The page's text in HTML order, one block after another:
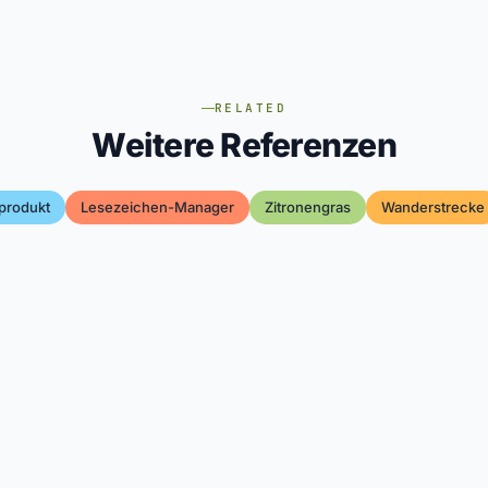
RELATED
Weitere Referenzen
Lesezeichen-Manager Zitronengras Wanderstrecke